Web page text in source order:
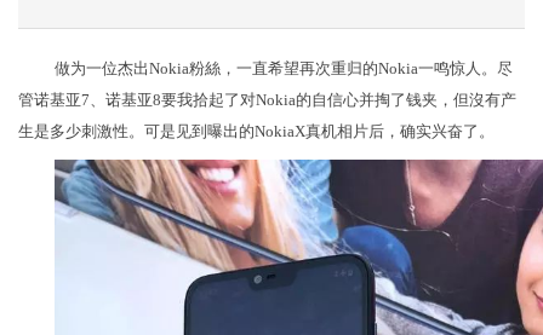
做为一位杰出Nokia粉絲，一直希望再次重归的Nokia一鸣惊人。尽
管诺基亚7、诺基亚8要我拾起了对Nokia的自信心并掏了钱夹，但沒有产
生是多少刺激性。可是见到曝出的NokiaX真机相片后，确实兴奋了。